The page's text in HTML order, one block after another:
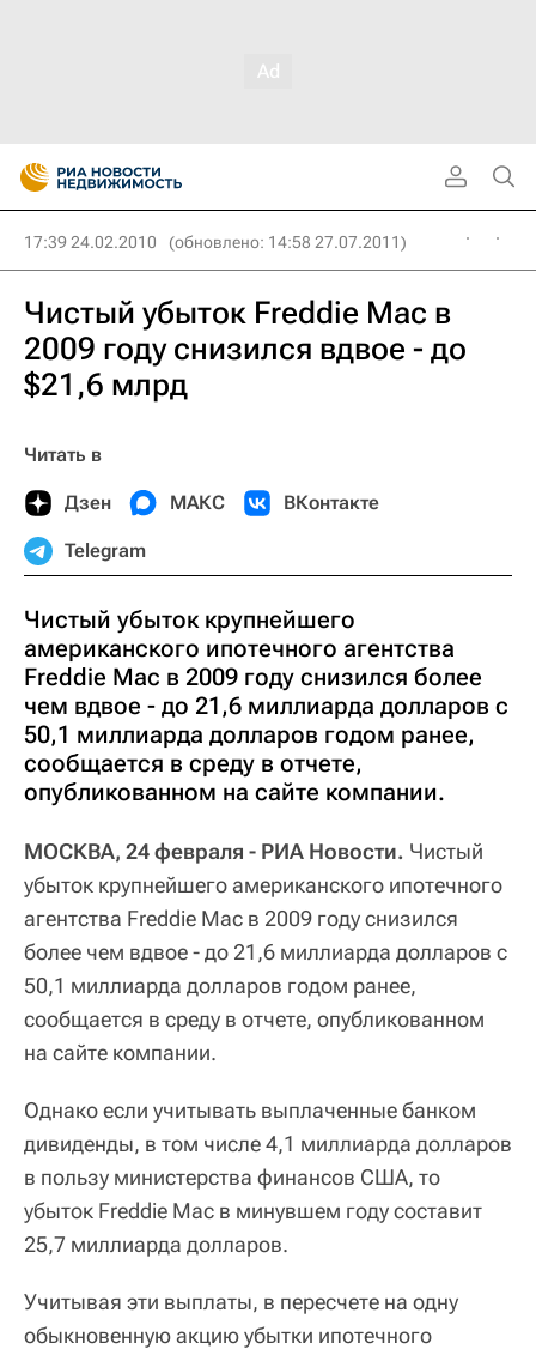
17:39 24.02.2010 (обновлено: 14:58 27.07.2011)
Чистый убыток Freddie Mac в
2009 году снизился вдвое - до
$21,6 млрд
Читать в
Дзен МАКС ВКонтакте
Telegram
Чистый убыток крупнейшего
американского ипотечного агентства
Freddie Mac в 2009 году снизился более
чем вдвое - до 21,6 миллиарда долларов с
50,1 миллиарда долларов годом ранее,
сообщается в среду в отчете,
опубликованном на сайте компании.
МОСКВА, 24 февраля - РИА Новости. Чистый
убыток крупнейшего американского ипотечного
агентства Freddie Mac в 2009 году снизился
более чем вдвое - до 21,6 миллиарда долларов с
50,1 миллиарда долларов годом ранее,
сообщается в среду в отчете, опубликованном
на сайте компании.
Однако если учитывать выплаченные банком
дивиденды, в том числе 4,1 миллиарда долларов
в пользу министерства финансов США, то
убыток Freddie Mac в минувшем году составит
25,7 миллиарда долларов.
Учитывая эти выплаты, в пересчете на одну
обыкновенную акцию убытки ипотечного